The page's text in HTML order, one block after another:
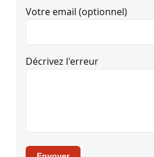
Votre email (optionnel)
Décrivez l'erreur